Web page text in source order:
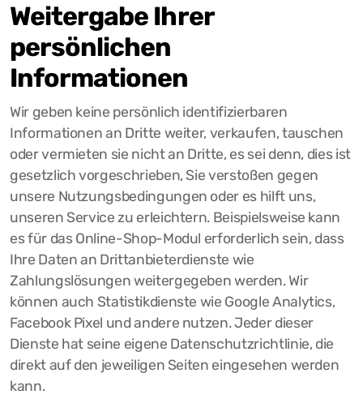
Weitergabe Ihrer
persönlichen
Informationen
Wir geben keine persönlich identifizierbaren
Informationen an Dritte weiter, verkaufen, tauschen
oder vermieten sie nicht an Dritte, es sei denn, dies ist
gesetzlich vorgeschrieben, Sie verstoßen gegen
unsere Nutzungsbedingungen oder es hilft uns,
unseren Service zu erleichtern. Beispielsweise kann
es für das Online-Shop-Modul erforderlich sein, dass
Ihre Daten an Drittanbieterdienste wie
Zahlungslösungen weitergegeben werden. Wir
können auch Statistikdienste wie Google Analytics,
Facebook Pixel und andere nutzen. Jeder dieser
Dienste hat seine eigene Datenschutzrichtlinie, die
direkt auf den jeweiligen Seiten eingesehen werden
kann.